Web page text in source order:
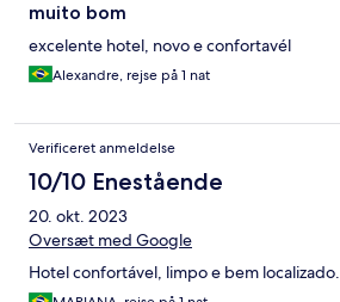
muito bom
excelente hotel, novo e confortavél
Alexandre, rejse på 1 nat
Verificeret anmeldelse
10/10 Enestående
20. okt. 2023
Oversæt med Google
Hotel confortável, limpo e bem localizado.